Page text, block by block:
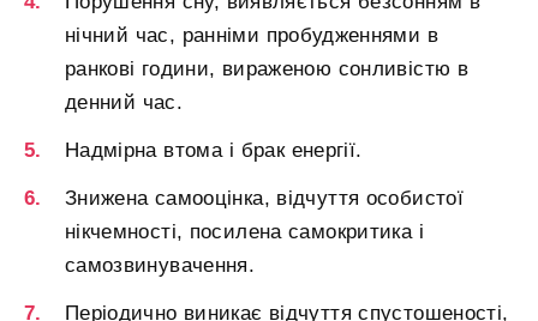
нічний час, ранніми пробудженнями в
ранкові години, вираженою сонливістю в
денний час.
Надмірна втома і брак енергії.
Знижена самооцінка, відчуття особистої
нікчемності, посилена самокритика і
самозвинувачення.
Періодично виникає відчуття спустошеності,